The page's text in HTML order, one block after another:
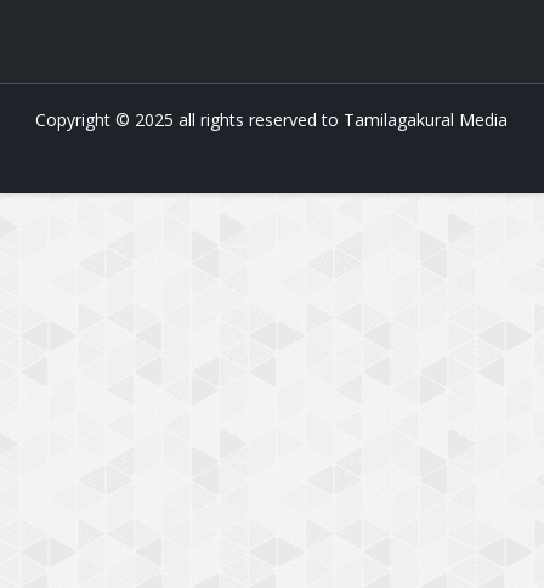
Copyright © 2025 all rights reserved to Tamilagakural Media